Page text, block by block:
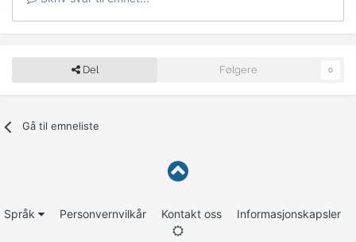
Del Følgere 0
Gå til emneliste
Språk Personvernvilkår Kontakt oss Informasjonskapsler